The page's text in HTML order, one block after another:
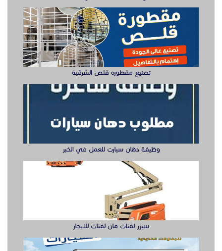
سيزر لفتات مان لفتات للايجار
تصنيع صناديق وهياكل سيارات الشرقية
ابواب حديد ليزر او مشغول الشرقيه